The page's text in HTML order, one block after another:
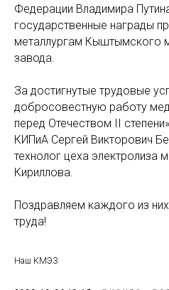
Федерации Владимира
государственные награды
металлургам Кыштымского
завода.
За достигнутые трудовые
добросовестную работу
перед Отечеством II
КИПиА Сергей Викторович
технолог цеха электролиза
Кириллова.
Поздравляем каждого из
труда!
Наш КМЭЗ